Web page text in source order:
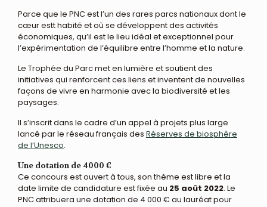
Parce que le PNC est l’un des rares parcs nationaux dont le
cœur estt habité et où se développent des activités
économiques, qu’il est le lieu idéal et exceptionnel pour
l’expérimentation de l’équilibre entre l’homme et la nature.
Le Trophée du Parc met en lumière et soutient des
initiatives qui renforcent ces liens et inventent de nouvelles
façons de vivre en harmonie avec la biodiversité et les
paysages.
Il s’inscrit dans le cadre d’un appel à projets plus large
lancé par le réseau français des Réserves de biosphère
de l’Unesco.
Une dotation de 4000 €
Ce concours est ouvert à tous, son thème est libre et la
date limite de candidature est fixée au 25 août 2022. Le
PNC attribuera une dotation de 4 000 € au lauréat pour